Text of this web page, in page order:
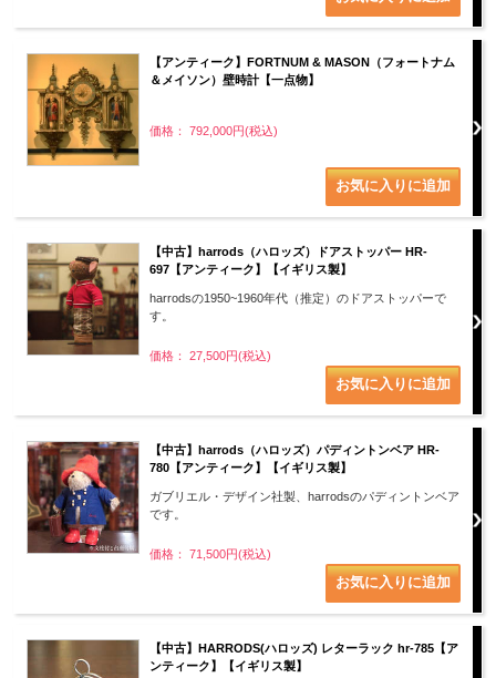
【アンティーク】FORTNUM & MASON（フォートナム
＆メイソン）壁時計【一点物】
価格： 792,000円(税込)
【中古】harrods（ハロッズ）ドアストッパー HR-
697【アンティーク】【イギリス製】
harrodsの1950~1960年代（推定）のドアストッパーで
す。
価格： 27,500円(税込)
【中古】harrods（ハロッズ）パディントンベア HR-
780【アンティーク】【イギリス製】
ガブリエル・デザイン社製、harrodsのパディントンベア
です。
価格： 71,500円(税込)
【中古】HARRODS(ハロッズ) レターラック hr-785【ア
ンティーク】【イギリス製】